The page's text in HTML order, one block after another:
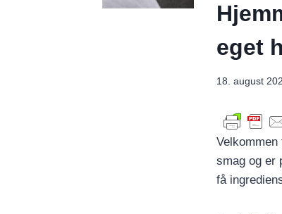
eget
18. august
smag og er
få